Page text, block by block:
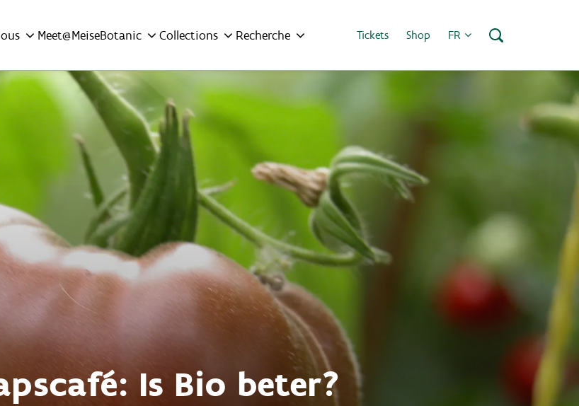
Meet@MeiseBotanic Collections Recherche Tickets Shop FR
Is Bio beter?